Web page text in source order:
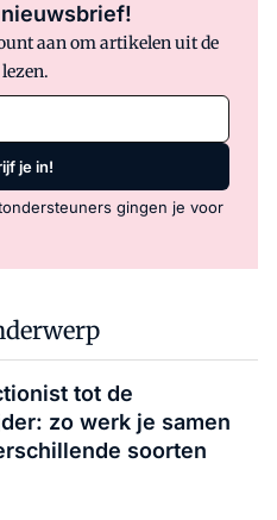
aan om artikelen uit de
je in!
gingen je voor
tot de
zo werk je samen
soorten